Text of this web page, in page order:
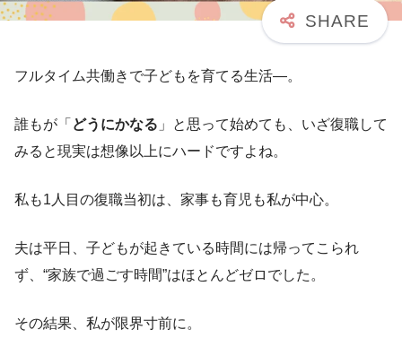
フルタイム共働きで子どもを育てる生活—。
誰もが「 どうにかなる 」と思って始めても、いざ復職して
みると現実は想像以上にハードですよね。
私も1人目の復職当初は、家事も育児も私が中心。
夫は平日、子どもが起きている時間には帰ってこられ
ず、“家族で過ごす時間”はほとんどゼロでした。
その結果、私が限界寸前に。